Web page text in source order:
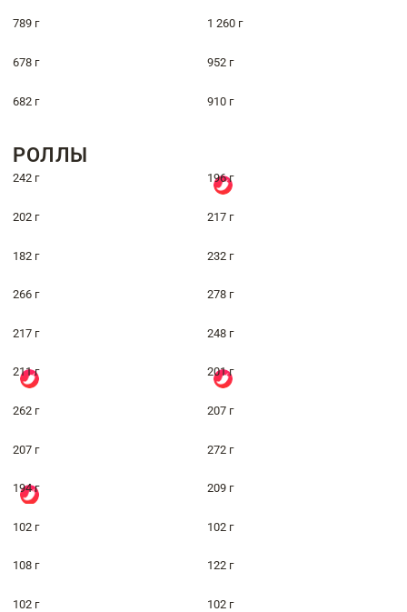
789 г 1 260 г
678 г 952 г
682 г 910 г
РОЛЛЫ
242 г 196 г
202 г 217 г
182 г 232 г
266 г 278 г
217 г 248 г
211 г 201 г
262 г 207 г
207 г 272 г
194 г 209 г
102 г 102 г
108 г 122 г
102 г 102 г